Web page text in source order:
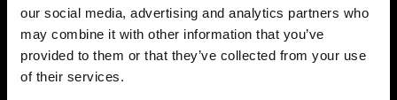
our social media, advertising and analytics partners who
may combine it with other information that you’ve
provided to them or that they’ve collected from your use
of their services.
SA.
20.03.2027 19:00 Uhr